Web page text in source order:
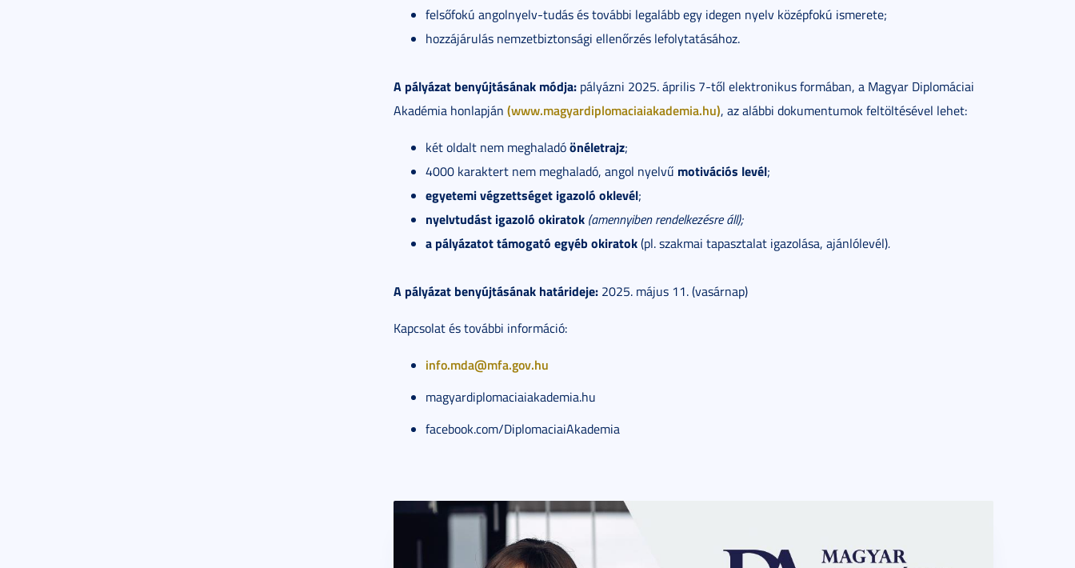
felsőfokú angolnyelv-tudás és további legalább egy idegen nyelv középfokú ismerete;
hozzájárulás nemzetbiztonsági ellenőrzés lefolytatásához.
A pályázat benyújtásának módja: pályázni 2025. április 7-től elektronikus formában, a Magyar Diplomáciai
Akadémia honlapján (www.magyardiplomaciaiakademia.hu), az alábbi dokumentumok feltöltésével lehet:
két oldalt nem meghaladóönéletrajz;
4000 karaktert nem meghaladó, angol nyelvű motivációs levél;
egyetemi végzettséget igazoló oklevél;
nyelvtudást igazoló okiratok (amennyiben rendelkezésre áll);
a pályázatot támogató egyéb okiratok(pl. szakmai tapasztalat igazolása, ajánlólevél).
A pályázat benyújtásának határideje: 2025. május 11. (vasárnap)
Kapcsolat és további információ:
info.mda@mfa.gov.hu
magyardiplomaciaiakademia.hu
facebook.com/DiplomaciaiAkademia